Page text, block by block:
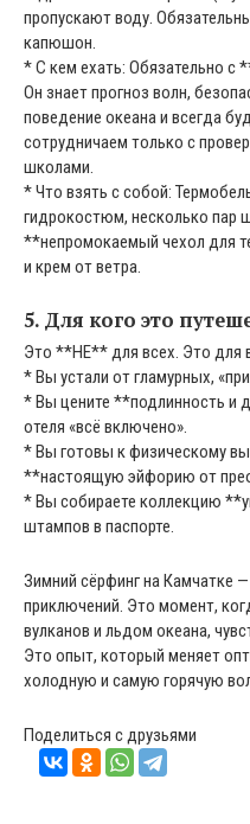
пропускают воду.
капюшон.
* С кем ехать: Обязательно
Он знает прогноз волн,
поведение океана и всегда
сотрудничаем только с
школами.
* Что взять с собой:
гидрокостюм, несколько пар
**непромокаемый чехол для
и крем от ветра.
5. Для кого это
Это **НЕ** для всех. Это для
* Вы устали от гламурных,
* Вы цените **подлинность
отеля «всё включено».
* Вы готовы к физическому
**настоящую эйфорию от
* Вы собираете коллекцию
штампов в паспорте.
Зимний сёрфинг на Камчатке
приключений. Это момент,
вулканов и льдом океана,
Это опыт, который меняет
холодную и самую горячую
Поделиться с друзьями